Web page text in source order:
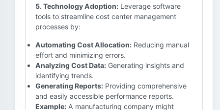
5. Technology Adoption: Leverage software
tools to streamline cost center management
processes by:
Automating Cost Allocation: Reducing manual
effort and minimizing errors.
Analyzing Cost Data: Generating insights and
identifying trends.
Generating Reports: Providing comprehensive
and easily accessible performance reports.
Example: A manufacturing company might